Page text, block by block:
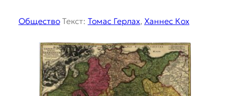
ОбществоТекст: Томас Герлах, Ханнес Кох